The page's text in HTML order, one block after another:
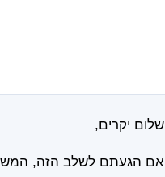
שלום יקרים,
אם הגעתם לשלב הזה,